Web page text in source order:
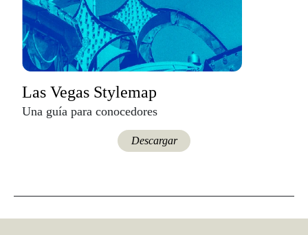
Las Vegas Stylemap
Una guía para conocedores
Descargar